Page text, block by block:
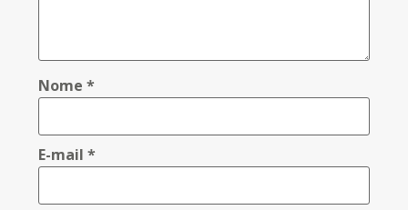
Nome*
E-mail*